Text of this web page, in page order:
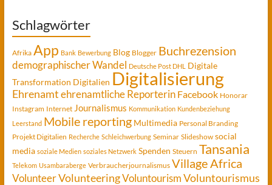
Schlagwörter
Afrika App Bank Bewerbung Blog Blogger Buchrezension
demographischer Wandel Deutsche Post DHL
Digitale
Transformation Digitalien Digitalisierung
Ehrenamtehrenamtliche Reporterin Facebook Honorar
Instagram Internet Journalismus Kommunikation Kundenbeziehung
Leerstand Mobile reporting Multimedia Personal Branding
Projekt Digitalien Recherche Schleichwerbung Seminar Slideshow social
media soziale Medien soziales Netzwerk Spenden Steuern Tansania
Telekom Usambaraberge Verbraucherjournalismus Village Africa
VolunteerVolunteeringVoluntourismVoluntourismus